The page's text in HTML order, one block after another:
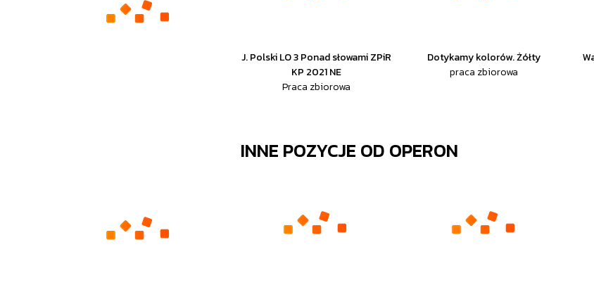
J. Polski LO 3 Ponad słowami ZPiR
KP 2021 NE
Praca zbiorowa
Dotykamy kolorów. Żółty
praca zbiorowa
INNE POZYCJE OD OPERON